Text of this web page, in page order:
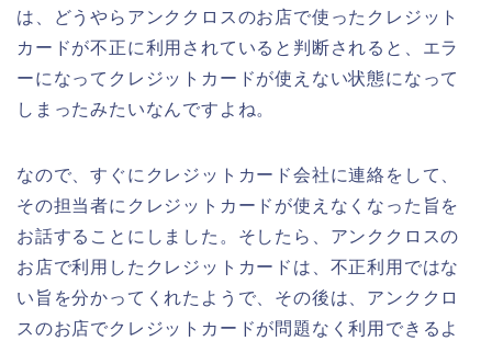
は、どうやらアンククロスのお店で使ったクレジット
カードが不正に利用されていると判断されると、エラ
ーになってクレジットカードが使えない状態になって
しまったみたいなんですよね。
なので、すぐにクレジットカード会社に連絡をして、
その担当者にクレジットカードが使えなくなった旨を
お話することにしました。そしたら、アンククロスの
お店で利用したクレジットカードは、不正利用ではな
い旨を分かってくれたようで、その後は、アンククロ
スのお店でクレジットカードが問題なく利用できるよ